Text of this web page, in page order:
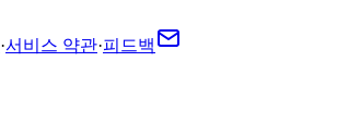
·서비스 약관·피드백